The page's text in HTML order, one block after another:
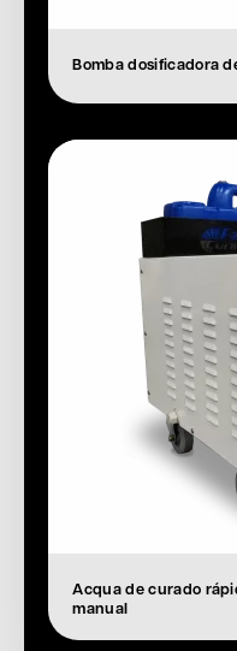
Bomba dosificadora
Acqua de curado
manual